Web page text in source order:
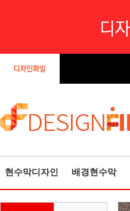
현수막디자인 배경현수막